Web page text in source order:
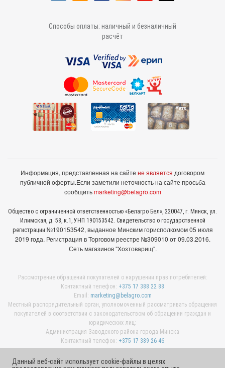
Способы оплаты: наличный и безналичный
расчёт
Информация, представленная на сайте не является договором
публичной оферты.Если заметили неточность на сайте просьба
сообщитьmarketing@belagro.com
Общество с ограниченной ответственностью «Белагро Бел», 220047, г. Минск, ул.
Илимская, д. 58, к.1, УНП 190153542. Свидетельство о государственной
регистрации №190153542, выданное Минcким горисполкомом 05 июля
2019 года. Регистрация в Торговом реестре №309010 от 09.03.2016.
Сеть магазинов "Хозтоварищ".
Рассмотрение обращений покупателей о нарушении прав потребителей:
Контактный телефон: +375 17 388 22 88
Email: marketing@belagro.com
Местный распорядительный орган, уполномоченный рассматривать обращения
покупателей в соответствии с законодательством об обращении граждан и
юридических лиц:
Администрация Заводского района города Минска
Контактный телефон: +375 17 389 26 46
Данный веб-сайт использует cookie-файлы в целях